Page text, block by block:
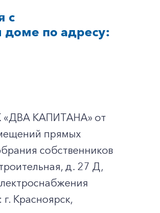
с
по адресу:
«ДВА КАПИТАНА» от
прямых
собственников
д. 27 Д,
Красноярск,